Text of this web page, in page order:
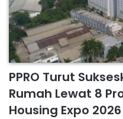
PPRO Turut
Rumah Lewat 8
Housing Expo 2026